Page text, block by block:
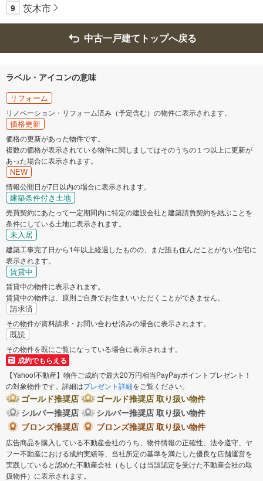
9 茨木市
中古一戸建てトップへ戻る
ラベル・アイコンの意味
リフォーム
リノベーション・リフォーム済み（予定含む）の物件に表示されます。
価格更新
価格の更新があった物件です。
複数の価格が表示されている物件に関しましてはそのうちの１つ以上に更新が
あった場合に表示されます。
NEW
情報公開日が7日以内の場合に表示されます。
建築条件付き土地
売買契約にあたって一定期間内に特定の建設会社と建築請負契約を結ぶことを
条件にしている土地に表示されます。
未入居
建築工事完了日から1年以上経過したものの、まだ誰も住んだことがない住宅に
表示されます。
賃貸中
賃貸中の物件に表示されます。
賃貸中の物件は、原則ご自身でお住まいいただくことができません。
請求済
その物件が資料請求・お問い合わせ済みの場合に表示されます。
既読
その物件を既にご覧になっている場合に表示されます。
成約でもらえる
【Yahoo!不動産】物件ご成約で最大20万円相当PayPayポイントプレゼント！
の対象物件です。詳細はプレゼント詳細をご覧ください。
ゴールド推奨店
ゴールド推奨店 取り扱い物件
シルバー推奨店
シルバー推奨店 取り扱い物件
ブロンズ推奨店
ブロンズ推奨店 取り扱い物件
広告商品を購入している不動産会社のうち、物件情報の正確性、法令遵守、ヤ
フー不動産における成約実績等、当社所定の基準を満たした優良な店舗運営を
実践していると認めた不動産会社（もしくは当該認定を受けた不動産会社の取
扱物件）に表示されます。